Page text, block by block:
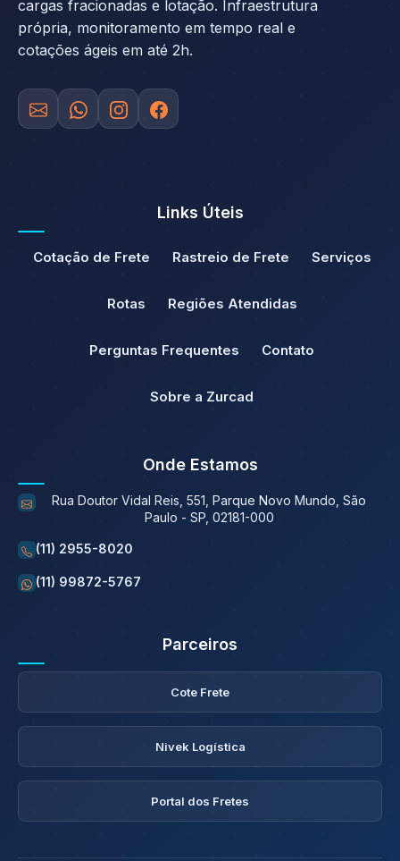
cargas fracionadas e lotação. Infraestrutura
própria, monitoramento em tempo real e
cotações ágeis em até 2h.
Links Úteis
Cotação de Frete Rastreio de Frete Serviços
Rotas Regiões Atendidas
Perguntas Frequentes Contato
Sobre a Zurcad
Onde Estamos
Rua Doutor Vidal Reis, 551, Parque Novo Mundo, São
Paulo - SP, 02181-000
(11) 2955-8020
(11) 99872-5767
Parceiros
Cote Frete
Nivek Logística
Portal dos Fretes